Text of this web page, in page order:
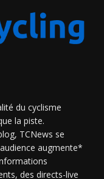
du cyclisme
la piste.
TCNews se
augmente*
des directs-live